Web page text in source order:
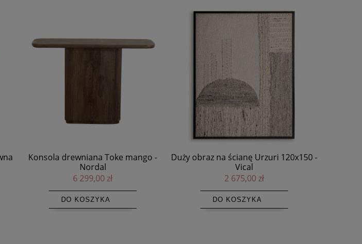
-
Duży obraz na ścianę Urzuri 120x150 -
Vical
2 675,00 zł
DO KOSZYKA
Biały obraz na płótnie ręcznie
malowany Egil 121x151 - Vical
2 215,00 zł
DO KOSZYKA